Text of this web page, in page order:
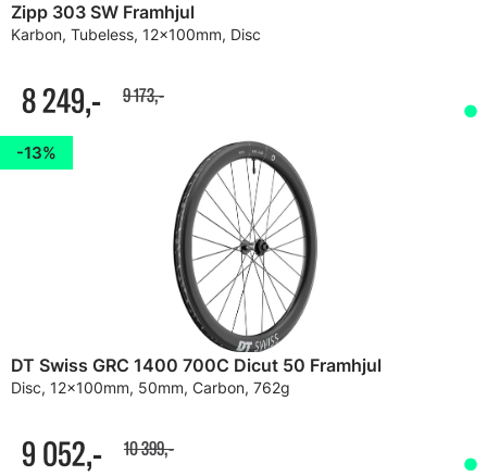
Zipp 303 SW Framhjul
Karbon, Tubeless, 12x100mm, Disc
8 249,- 9 173,-
13%
DT Swiss GRC 1400 700C Dicut 50 Framhjul
Disc, 12x100mm, 50mm, Carbon, 762g
9 052,- 10 399,-